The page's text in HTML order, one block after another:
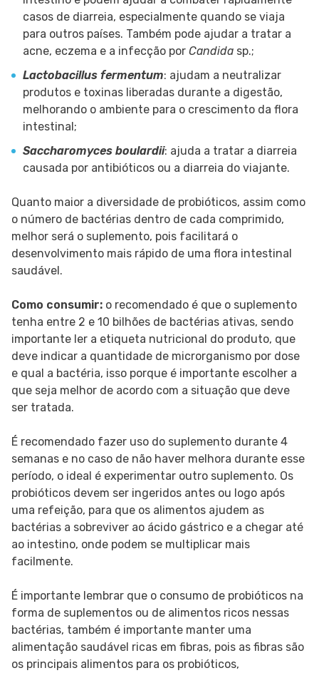
casos de diarreia, especialmente quando se viaja
para outros países. Também pode ajudar a tratar a
acne, eczema e a infecção por Candida sp.;
Lactobacillus fermentum: ajudam a neutralizar
produtos e toxinas liberadas durante a digestão,
melhorando o ambiente para o crescimento da flora
intestinal;
Saccharomyces boulardii: ajuda a tratar a diarreia
causada por antibióticos ou a diarreia do viajante.
Quanto maior a diversidade de probióticos, assim como
o número de bactérias dentro de cada comprimido,
melhor será o suplemento, pois facilitará o
desenvolvimento mais rápido de uma flora intestinal
saudável.
Como consumir: o recomendado é que o suplemento
tenha entre 2 e 10 bilhões de bactérias ativas, sendo
importante ler a etiqueta nutricional do produto, que
deve indicar a quantidade de microrganismo por dose
e qual a bactéria, isso porque é importante escolher a
que seja melhor de acordo com a situação que deve
ser tratada.
É recomendado fazer uso do suplemento durante 4
semanas e no caso de não haver melhora durante esse
período, o ideal é experimentar outro suplemento. Os
probióticos devem ser ingeridos antes ou logo após
uma refeição, para que os alimentos ajudem as
bactérias a sobreviver ao ácido gástrico e a chegar até
ao intestino, onde podem se multiplicar mais
facilmente.
É importante lembrar que o consumo de probióticos na
forma de suplementos ou de alimentos ricos nessas
bactérias, também é importante manter uma
alimentação saudável ricas em fibras, pois as fibras são
os principais alimentos para os probióticos,